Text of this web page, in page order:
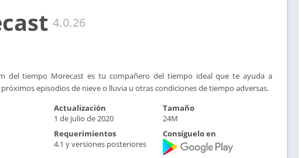
4.0.26
del tiempo Morecast es tu compañero del tiempo ideal que te ayuda a
episodios de nieve o lluvia u otras condiciones de tiempo adversas.
Actualización
1 de julio de 2020
Tamaño
24M
Requerimientos
4.1 y versiones posteriores
Consíguelo en